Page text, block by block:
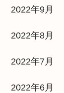
2022年9月
2022年8月
2022年7月
2022年6月